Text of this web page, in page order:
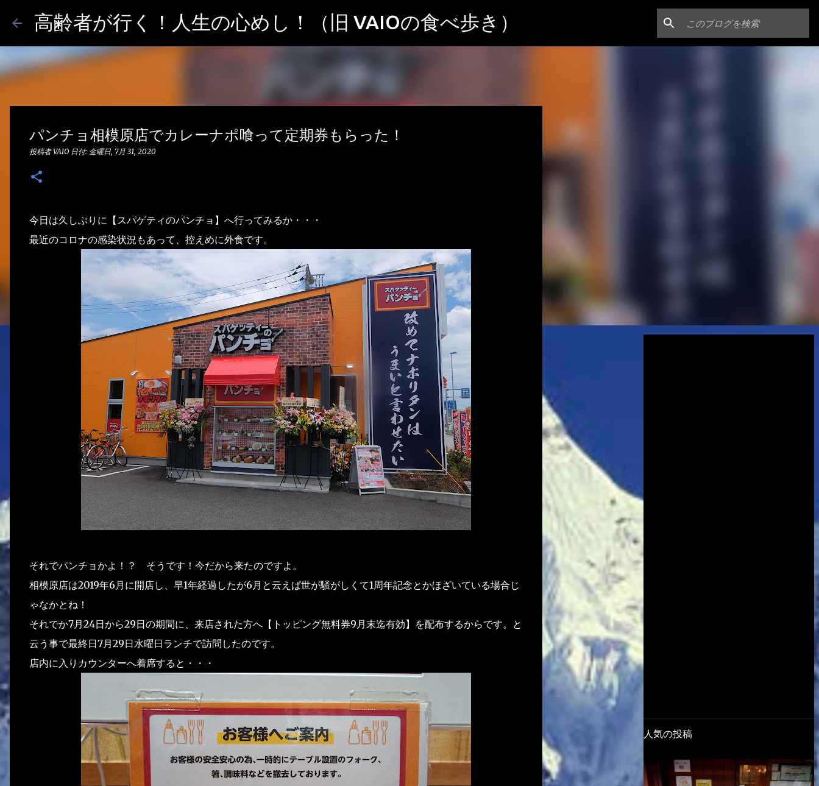
スキップしてメイン コンテンツに移動
高齢者が行く！人生の心めし！（旧 VAIOの食べ歩き）
パンチョ相模原店でカレーナポ喰って定期券もらった！
投稿者VAIO 日付: 金曜日, 7月 31, 2020
今日は久しぶりに【スパゲティのパンチョ】へ行ってみるか・・・
最近のコロナの感染状況もあって、控えめに外食です。
それでパンチョかよ！？ そうです！今だから来たのですよ。
相模原店は2019年6月に開店し、早1年経過したが6月と云えば世が騒がしくて1周年記念とかほざいている場合じ
ゃなかとね！
それでか7月24日から29日の期間に、来店された方へ【トッピング無料券9月末迄有効】を配布するからです。と
云う事で最終日7月29日水曜日ランチで訪問したのです。
店内に入りカウンターへ着席すると・・・
人気の投稿